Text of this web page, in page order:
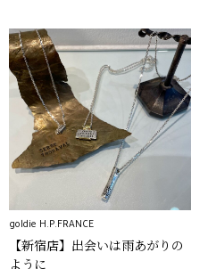
goldie H.P.FRANCE
【新宿店】出会いは雨あがりの
ように